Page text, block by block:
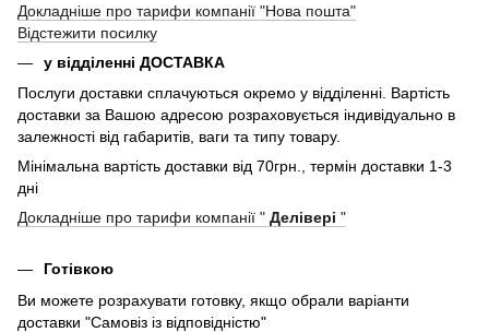
Докладніше про тарифи компанії "Нова пошта"
Відстежити посилку
у відділенні ДОСТАВКА
Послуги доставки сплачуються окремо у відділенні. Вартість
доставки за Вашою адресою розраховується індивідуально в
залежності від габаритів, ваги та типу товару.
Мінімальна вартість доставки від 70грн., термін доставки 1-3
дні
Докладніше про тарифи компанії " Делівері "
Готівкою
Ви можете розрахувати готовку, якщо обрали варіанти
доставки "Самовіз із відповідністю"